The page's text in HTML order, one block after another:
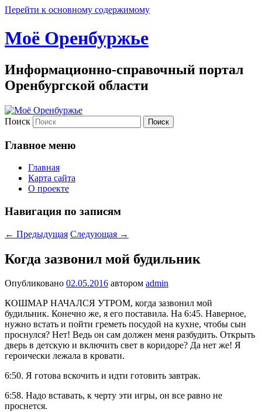
Перейти к основному содержимому
Моё Оренбуржье
Информационно-справочный портал
Оренбургской области
Поиск
Главное меню
Главная
Карта сайта
О проекте
Навигация по записям
← Предыдущая Следующая →
Когда зазвонил мой будильник
Опубликовано 02.05.2016 автором admin
КОШМАР НАЧАЛСЯ УТРОМ, когда зазвонил мой
будильник. Конечно же, я его поставила. На 6:45. Наверное,
нужно встать и пойти греметь посудой на кухне, чтобы сын
проснулся? Нет! Ведь он сам должен меня разбудить. Открыть
дверь в детскую и включить свет в коридоре? Да нет же! Я
героически лежала в кровати.
6:50. Я готова вскочить и идти готовить завтрак.
6:58. Надо вставать, к черту эти игры, он все равно не
проснется.